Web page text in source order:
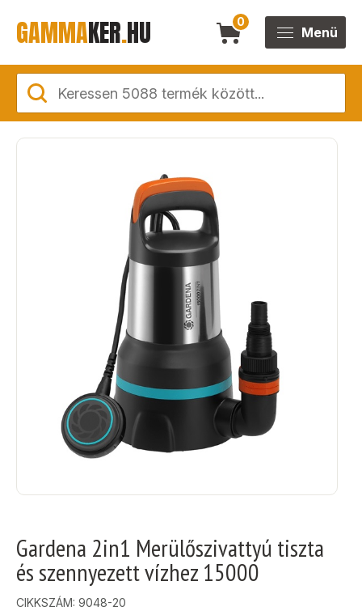
GAMMAKER.HU 0
Menü
Gardena 2in1 Merülőszivattyú tiszta
és szennyezett vízhez 15000
CIKKSZÁM: 9048-20